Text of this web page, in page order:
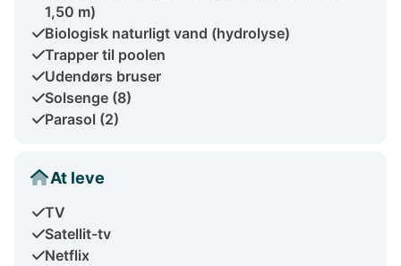
1,50 m)
Biologisk naturligt vand (hydrolyse)
Trapper til poolen
Udendørs bruser
Solsenge (8)
Parasol (2)
At leve
TV
Satellit-tv
Netflix